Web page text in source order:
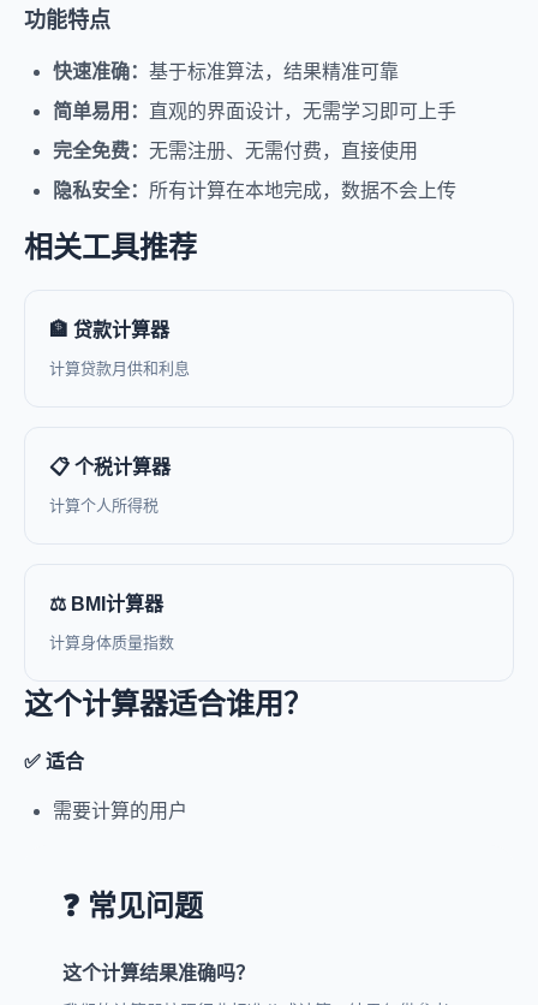
功能特点
快速准确： 基于标准算法，结果精准可靠
简单易用： 直观的界面设计，无需学习即可上手
完全免费： 无需注册、无需付费，直接使用
隐私安全： 所有计算在本地完成，数据不会上传
相关工具推荐
🏦 贷款计算器
计算贷款月供和利息
📋 个税计算器
计算个人所得税
⚖️ BMI计算器
计算身体质量指数
这个计算器适合谁用？
✅ 适合
需要计算的用户
❓ 常见问题
这个计算结果准确吗？